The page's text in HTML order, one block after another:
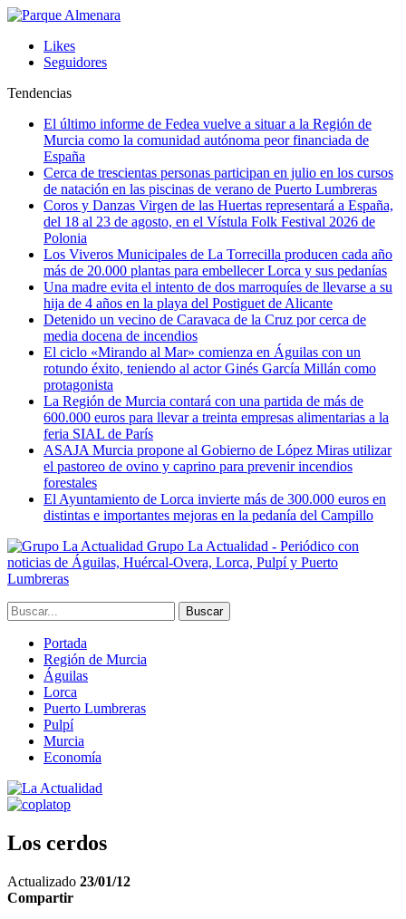
Likes
Seguidores
Tendencias
El último informe de Fedea vuelve a situar a la Región de
Murcia como la comunidad autónoma peor financiada de
España
Cerca de trescientas personas participan en julio en los cursos
de natación en las piscinas de verano de Puerto Lumbreras
Coros y Danzas Virgen de las Huertas representará a España,
del 18 al 23 de agosto, en el Vístula Folk Festival 2026 de
Polonia
Los Viveros Municipales de La Torrecilla producen cada año
más de 20.000 plantas para embellecer Lorca y sus pedanías
Una madre evita el intento de dos marroquíes de llevarse a su
hija de 4 años en la playa del Postiguet de Alicante
Detenido un vecino de Caravaca de la Cruz por cerca de
media docena de incendios
El ciclo «Mirando al Mar» comienza en Águilas con un
rotundo éxito, teniendo al actor Ginés García Millán como
protagonista
La Región de Murcia contará con una partida de más de
600.000 euros para llevar a treinta empresas alimentarias a la
feria SIAL de París
ASAJA Murcia propone al Gobierno de López Miras utilizar
el pastoreo de ovino y caprino para prevenir incendios
forestales
El Ayuntamiento de Lorca invierte más de 300.000 euros en
distintas e importantes mejoras en la pedanía del Campillo
Grupo La Actualidad - Periódico con
noticias de Águilas, Huércal-Overa, Lorca, Pulpí y Puerto
Lumbreras
Portada
Región de Murcia
Águilas
Lorca
Puerto Lumbreras
Pulpí
Murcia
Economía
Los cerdos
Actualizado 23/01/12
Compartir